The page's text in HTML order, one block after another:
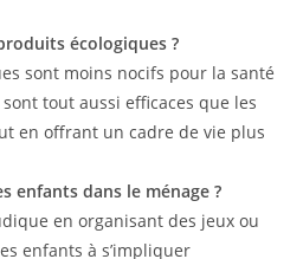
écologiques ?
sont moins nocifs pour la santé
tout aussi efficaces que les
en offrant un cadre de vie plus
enfants dans le ménage ?
en organisant des jeux ou
enfants à s’impliquer